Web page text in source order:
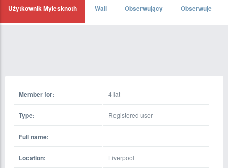
Użytkownik Mylesknoth Wall Obserwujący Obserwuje
Member for: 4 lat
Type: Registered user
Full name:
Location: Liverpool